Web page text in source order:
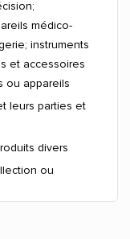
médico-
instruments
et accessoires
ou appareils
leurs parties et
divers
ou